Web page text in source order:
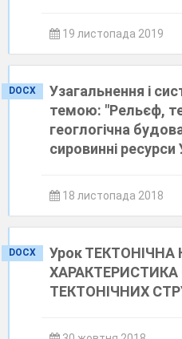
19 листопада 2019
DOCX
Узагальнення і
темою: "Рельєф,
геоглогічна
сировинні ресурси
18 листопада 2018
DOCX
Урок ТЕКТОНІЧНА
ТЕКТОНІЧНИХ